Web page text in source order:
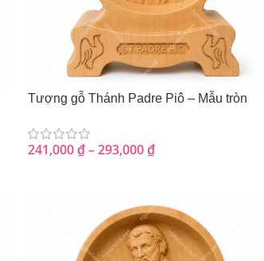
Tượng gỗ Thánh Padre Piô – Mẫu tròn
241,000₫–293,000₫